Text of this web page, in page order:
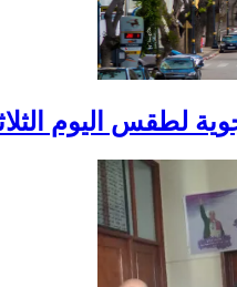
لطقس اليوم